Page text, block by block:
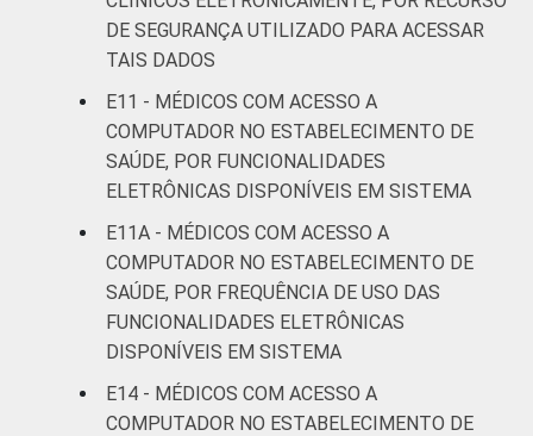
equipamentos: computador de mesa,
computador portátil, tablet ou celular.
DE SEGURANÇA UTILIZADO PARA ACESSAR
TAIS DADOS
E11 - MÉDICOS COM ACESSO A
COMPUTADOR NO ESTABELECIMENTO DE
SAÚDE, POR FUNCIONALIDADES
ELETRÔNICAS DISPONÍVEIS EM SISTEMA
E11A - MÉDICOS COM ACESSO A
COMPUTADOR NO ESTABELECIMENTO DE
SAÚDE, POR FREQUÊNCIA DE USO DAS
FUNCIONALIDADES ELETRÔNICAS
DISPONÍVEIS EM SISTEMA
E14 - MÉDICOS COM ACESSO A
COMPUTADOR NO ESTABELECIMENTO DE